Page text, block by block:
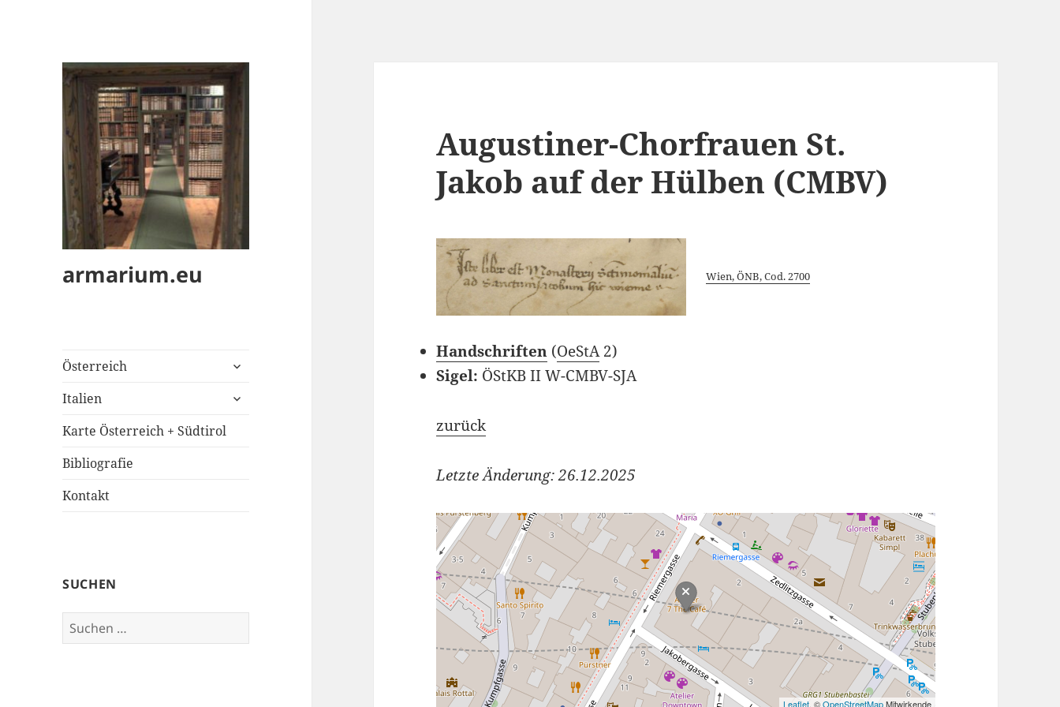
armarium.eu
Österreich
untermenü
Italien
untermenü
Karte Österreich + Südtirol
Bibliografie
Kontakt
SUCHEN
Suchen
nach:
Augustiner-Chorfrauen St.
Jakob auf der Hülben (CMBV)
Wien, ÖNB, Cod. 2700
Handschriften (OeStA2)
Sigel: ÖStKB II W-CMBV-SJA
zurück
Letzte Änderung: 26.12.2025
Leaflet, ©OpenStreetMapMitwirkende